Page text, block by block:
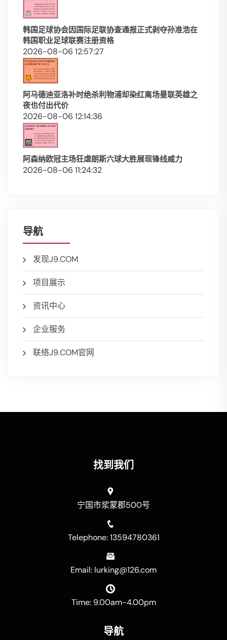
韩国足球协会因国际足联协查通报正式剥夺孙准浩在
韩国职业足球联赛注册资格
2026-08-06 12:57:27
阿马德迪亚洛补时绝杀利物浦却染红离场曼联英雄之
夜也付出代价
2026-08-06 12:14:36
阿森纳欧冠主场狂虐朗斯六球大胜展现锋线威力
2026-08-06 11:24:32
导航
发现J9.COM
项目展示
资讯中心
企业服务
联络J9.COM官网
找到我们
宁国市浆蒙郡500号
Telephone: 13594780361
Email: lurking@126.com
Time: 9.00am-4.00pm
导航